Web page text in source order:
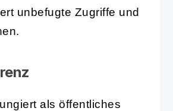
unbefugte Zugriffe und
als öffentliches